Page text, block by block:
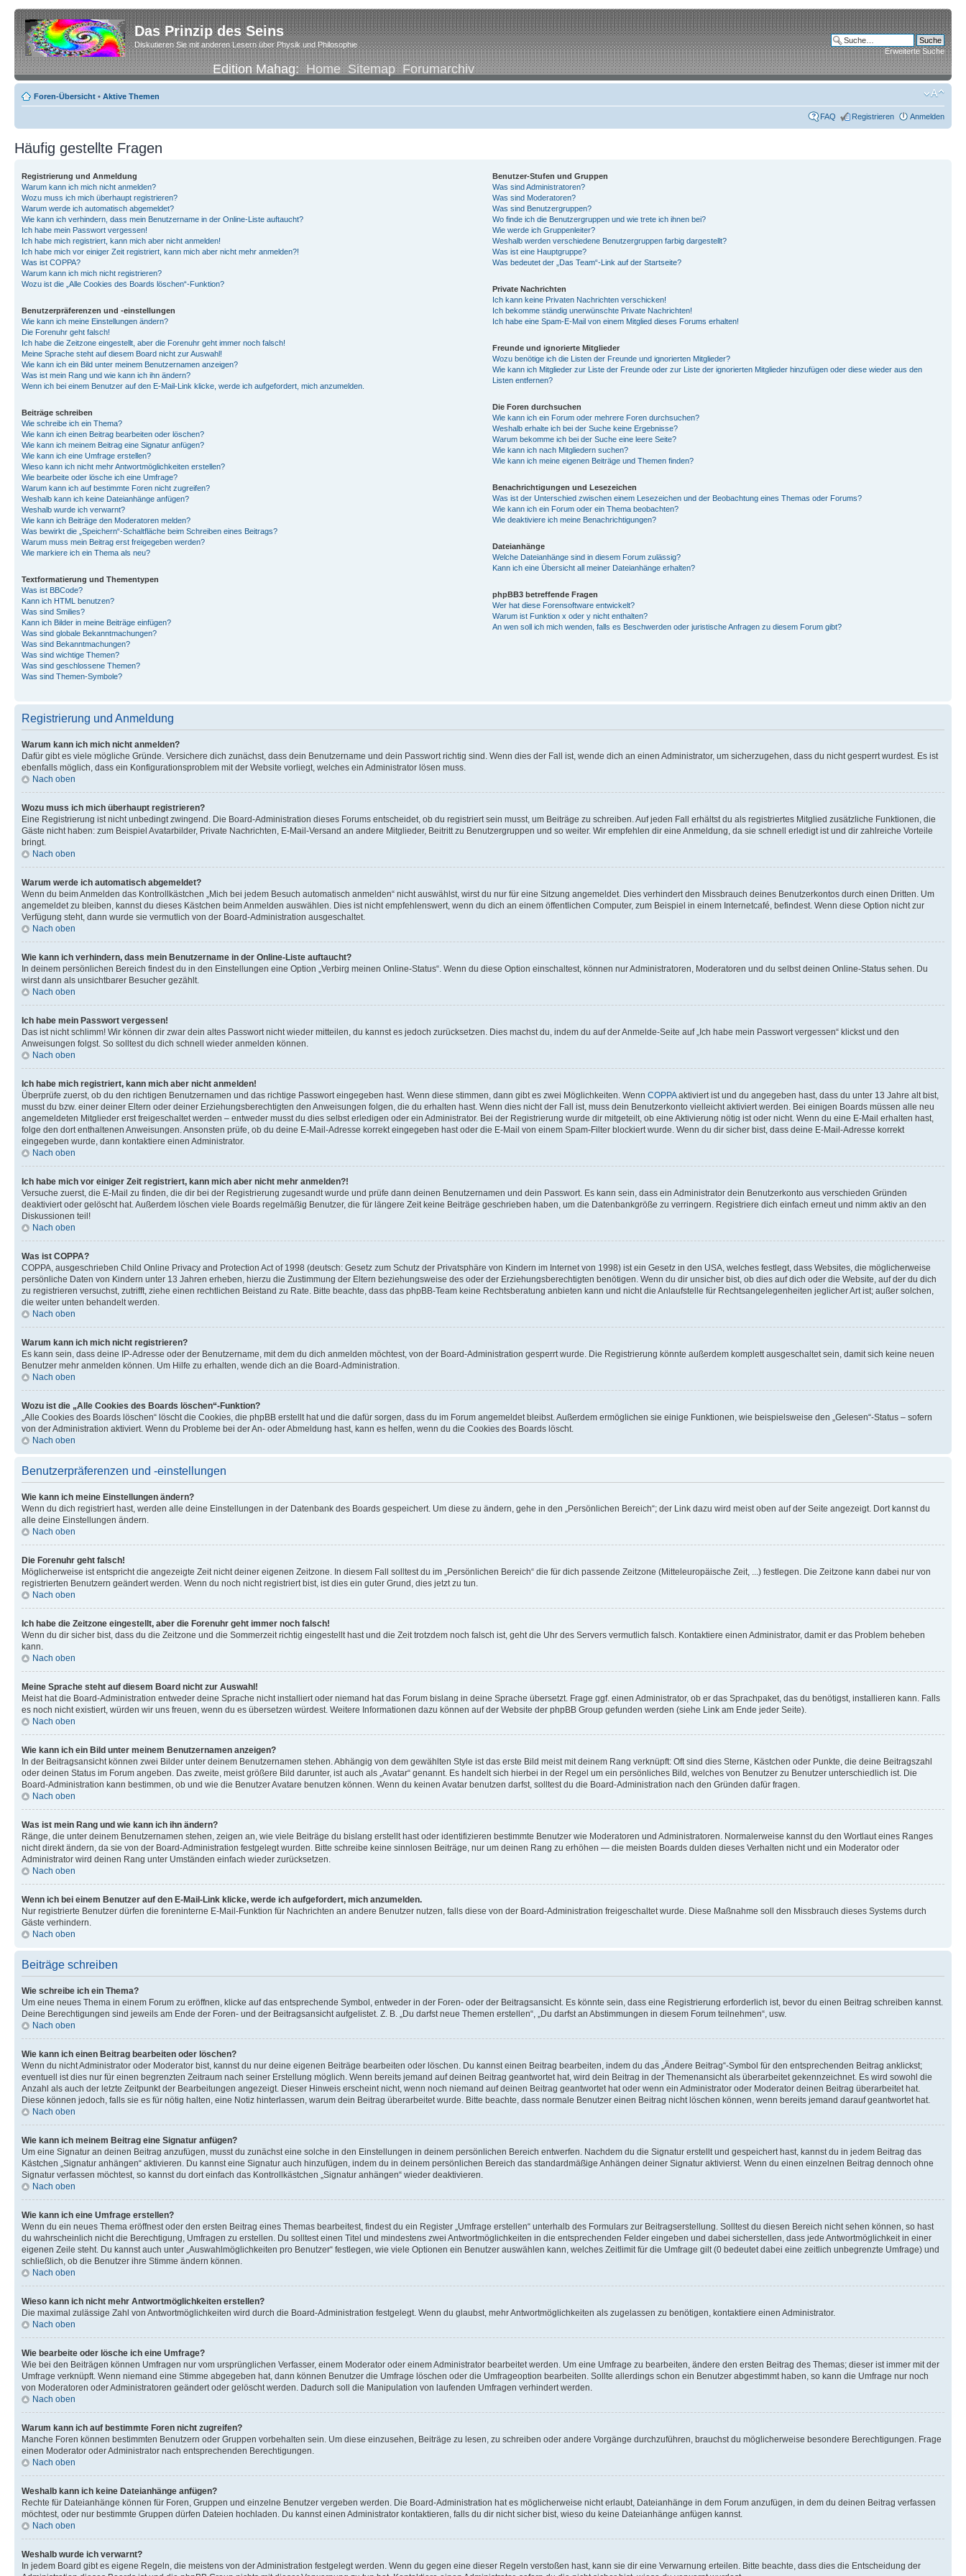
Das Prinzip des Seins
Diskutieren Sie mit anderen Lesern über Physik und Philosophie
Edition Mahag:Home Sitemap Forumarchiv
Erweiterte Suche
Foren-Übersicht • Aktive Themen
FAQ Registrieren Anmelden
Häufig gestellte Fragen
Registrierung und Anmeldung
Warum kann ich mich nicht anmelden?
Wozu muss ich mich überhaupt registrieren?
Warum werde ich automatisch abgemeldet?
Wie kann ich verhindern, dass mein Benutzername in der Online-Liste auftaucht?
Ich habe mein Passwort vergessen!
Ich habe mich registriert, kann mich aber nicht anmelden!
Ich habe mich vor einiger Zeit registriert, kann mich aber nicht mehr anmelden?!
Was ist COPPA?
Warum kann ich mich nicht registrieren?
Wozu ist die „Alle Cookies des Boards löschen“-Funktion?
Benutzerpräferenzen und -einstellungen
Wie kann ich meine Einstellungen ändern?
Die Forenuhr geht falsch!
Ich habe die Zeitzone eingestellt, aber die Forenuhr geht immer noch falsch!
Meine Sprache steht auf diesem Board nicht zur Auswahl!
Wie kann ich ein Bild unter meinem Benutzernamen anzeigen?
Was ist mein Rang und wie kann ich ihn ändern?
Wenn ich bei einem Benutzer auf den E-Mail-Link klicke, werde ich aufgefordert, mich anzumelden.
Beiträge schreiben
Wie schreibe ich ein Thema?
Wie kann ich einen Beitrag bearbeiten oder löschen?
Wie kann ich meinem Beitrag eine Signatur anfügen?
Wie kann ich eine Umfrage erstellen?
Wieso kann ich nicht mehr Antwortmöglichkeiten erstellen?
Wie bearbeite oder lösche ich eine Umfrage?
Warum kann ich auf bestimmte Foren nicht zugreifen?
Weshalb kann ich keine Dateianhänge anfügen?
Weshalb wurde ich verwarnt?
Wie kann ich Beiträge den Moderatoren melden?
Was bewirkt die „Speichern“-Schaltfläche beim Schreiben eines Beitrags?
Warum muss mein Beitrag erst freigegeben werden?
Wie markiere ich ein Thema als neu?
Textformatierung und Thementypen
Was ist BBCode?
Kann ich HTML benutzen?
Was sind Smilies?
Kann ich Bilder in meine Beiträge einfügen?
Was sind globale Bekanntmachungen?
Was sind Bekanntmachungen?
Was sind wichtige Themen?
Was sind geschlossene Themen?
Was sind Themen-Symbole?
Benutzer-Stufen und Gruppen
Was sind Administratoren?
Was sind Moderatoren?
Was sind Benutzergruppen?
Wo finde ich die Benutzergruppen und wie trete ich ihnen bei?
Wie werde ich Gruppenleiter?
Weshalb werden verschiedene Benutzergruppen farbig dargestellt?
Was ist eine Hauptgruppe?
Was bedeutet der „Das Team“-Link auf der Startseite?
Private Nachrichten
Ich kann keine Privaten Nachrichten verschicken!
Ich bekomme ständig unerwünschte Private Nachrichten!
Ich habe eine Spam-E-Mail von einem Mitglied dieses Forums erhalten!
Freunde und ignorierte Mitglieder
Wozu benötige ich die Listen der Freunde und ignorierten Mitglieder?
Wie kann ich Mitglieder zur Liste der Freunde oder zur Liste der ignorierten Mitglieder hinzufügen oder diese wieder aus den
Listen entfernen?
Die Foren durchsuchen
Wie kann ich ein Forum oder mehrere Foren durchsuchen?
Weshalb erhalte ich bei der Suche keine Ergebnisse?
Warum bekomme ich bei der Suche eine leere Seite?
Wie kann ich nach Mitgliedern suchen?
Wie kann ich meine eigenen Beiträge und Themen finden?
Benachrichtigungen und Lesezeichen
Was ist der Unterschied zwischen einem Lesezeichen und der Beobachtung eines Themas oder Forums?
Wie kann ich ein Forum oder ein Thema beobachten?
Wie deaktiviere ich meine Benachrichtigungen?
Dateianhänge
Welche Dateianhänge sind in diesem Forum zulässig?
Kann ich eine Übersicht all meiner Dateianhänge erhalten?
phpBB3 betreffende Fragen
Wer hat diese Forensoftware entwickelt?
Warum ist Funktion x oder y nicht enthalten?
An wen soll ich mich wenden, falls es Beschwerden oder juristische Anfragen zu diesem Forum gibt?
Registrierung und Anmeldung
Warum kann ich mich nicht anmelden?
Dafür gibt es viele mögliche Gründe. Versichere dich zunächst, dass dein Benutzername und dein Passwort richtig sind. Wenn dies der Fall ist, wende dich an einen Administrator, um sicherzugehen, dass du nicht gesperrt wurdest. Es ist
ebenfalls möglich, dass ein Konfigurationsproblem mit der Website vorliegt, welches ein Administrator lösen muss.
Nach oben
Wozu muss ich mich überhaupt registrieren?
Eine Registrierung ist nicht unbedingt zwingend. Die Board-Administration dieses Forums entscheidet, ob du registriert sein musst, um Beiträge zu schreiben. Auf jeden Fall erhältst du als registriertes Mitglied zusätzliche Funktionen, die
Gäste nicht haben: zum Beispiel Avatarbilder, Private Nachrichten, E-Mail-Versand an andere Mitglieder, Beitritt zu Benutzergruppen und so weiter. Wir empfehlen dir eine Anmeldung, da sie schnell erledigt ist und dir zahlreiche Vorteile
bringt.
Nach oben
Warum werde ich automatisch abgemeldet?
Wenn du beim Anmelden das Kontrollkästchen „Mich bei jedem Besuch automatisch anmelden“ nicht auswählst, wirst du nur für eine Sitzung angemeldet. Dies verhindert den Missbrauch deines Benutzerkontos durch einen Dritten. Um
angemeldet zu bleiben, kannst du dieses Kästchen beim Anmelden auswählen. Dies ist nicht empfehlenswert, wenn du dich an einem öffentlichen Computer, zum Beispiel in einem Internetcafé, befindest. Wenn diese Option nicht zur
Verfügung steht, dann wurde sie vermutlich von der Board-Administration ausgeschaltet.
Nach oben
Wie kann ich verhindern, dass mein Benutzername in der Online-Liste auftaucht?
In deinem persönlichen Bereich findest du in den Einstellungen eine Option „Verbirg meinen Online-Status“. Wenn du diese Option einschaltest, können nur Administratoren, Moderatoren und du selbst deinen Online-Status sehen. Du
wirst dann als unsichtbarer Besucher gezählt.
Nach oben
Ich habe mein Passwort vergessen!
Das ist nicht schlimm! Wir können dir zwar dein altes Passwort nicht wieder mitteilen, du kannst es jedoch zurücksetzen. Dies machst du, indem du auf der Anmelde-Seite auf „Ich habe mein Passwort vergessen“ klickst und den
Anweisungen folgst. So solltest du dich schnell wieder anmelden können.
Nach oben
Ich habe mich registriert, kann mich aber nicht anmelden!
Überprüfe zuerst, ob du den richtigen Benutzernamen und das richtige Passwort eingegeben hast. Wenn diese stimmen, dann gibt es zwei Möglichkeiten. Wenn COPPAaktiviert ist und du angegeben hast, dass du unter 13 Jahre alt bist,
musst du bzw. einer deiner Eltern oder deiner Erziehungsberechtigten den Anweisungen folgen, die du erhalten hast. Wenn dies nicht der Fall ist, muss dein Benutzerkonto vielleicht aktiviert werden. Bei einigen Boards müssen alle neu
angemeldeten Mitglieder erst freigeschaltet werden – entweder musst du dies selbst erledigen oder ein Administrator. Bei der Registrierung wurde dir mitgeteilt, ob eine Aktivierung nötig ist oder nicht. Wenn du eine E-Mail erhalten hast,
folge den dort enthaltenen Anweisungen. Ansonsten prüfe, ob du deine E-Mail-Adresse korrekt eingegeben hast oder die E-Mail von einem Spam-Filter blockiert wurde. Wenn du dir sicher bist, dass deine E-Mail-Adresse korrekt
eingegeben wurde, dann kontaktiere einen Administrator.
Nach oben
Ich habe mich vor einiger Zeit registriert, kann mich aber nicht mehr anmelden?!
Versuche zuerst, die E-Mail zu finden, die dir bei der Registrierung zugesandt wurde und prüfe dann deinen Benutzernamen und dein Passwort. Es kann sein, dass ein Administrator dein Benutzerkonto aus verschieden Gründen
deaktiviert oder gelöscht hat. Außerdem löschen viele Boards regelmäßig Benutzer, die für längere Zeit keine Beiträge geschrieben haben, um die Datenbankgröße zu verringern. Registriere dich einfach erneut und nimm aktiv an den
Diskussionen teil!
Nach oben
Was ist COPPA?
COPPA, ausgeschrieben Child Online Privacy and Protection Act of 1998 (deutsch: Gesetz zum Schutz der Privatsphäre von Kindern im Internet von 1998) ist ein Gesetz in den USA, welches festlegt, dass Websites, die möglicherweise
persönliche Daten von Kindern unter 13 Jahren erheben, hierzu die Zustimmung der Eltern beziehungsweise des oder der Erziehungsberechtigten benötigen. Wenn du dir unsicher bist, ob dies auf dich oder die Website, auf der du dich
zu registrieren versuchst, zutrifft, ziehe einen rechtlichen Beistand zu Rate. Bitte beachte, dass das phpBB-Team keine Rechtsberatung anbieten kann und nicht die Anlaufstelle für Rechtsangelegenheiten jeglicher Art ist; außer solchen,
die weiter unten behandelt werden.
Nach oben
Warum kann ich mich nicht registrieren?
Es kann sein, dass deine IP-Adresse oder der Benutzername, mit dem du dich anmelden möchtest, von der Board-Administration gesperrt wurde. Die Registrierung könnte außerdem komplett ausgeschaltet sein, damit sich keine neuen
Benutzer mehr anmelden können. Um Hilfe zu erhalten, wende dich an die Board-Administration.
Nach oben
Wozu ist die „Alle Cookies des Boards löschen“-Funktion?
„Alle Cookies des Boards löschen“ löscht die Cookies, die phpBB erstellt hat und die dafür sorgen, dass du im Forum angemeldet bleibst. Außerdem ermöglichen sie einige Funktionen, wie beispielsweise den „Gelesen“-Status – sofern
von der Administration aktiviert. Wenn du Probleme bei der An- oder Abmeldung hast, kann es helfen, wenn du die Cookies des Boards löscht.
Nach oben
Benutzerpräferenzen und -einstellungen
Wie kann ich meine Einstellungen ändern?
Wenn du dich registriert hast, werden alle deine Einstellungen in der Datenbank des Boards gespeichert. Um diese zu ändern, gehe in den „Persönlichen Bereich“; der Link dazu wird meist oben auf der Seite angezeigt. Dort kannst du
alle deine Einstellungen ändern.
Nach oben
Die Forenuhr geht falsch!
Möglicherweise ist entspricht die angezeigte Zeit nicht deiner eigenen Zeitzone. In diesem Fall solltest du im „Persönlichen Bereich“ die für dich passende Zeitzone (Mitteleuropäische Zeit, ...) festlegen. Die Zeitzone kann dabei nur von
registrierten Benutzern geändert werden. Wenn du noch nicht registriert bist, ist dies ein guter Grund, dies jetzt zu tun.
Nach oben
Ich habe die Zeitzone eingestellt, aber die Forenuhr geht immer noch falsch!
Wenn du dir sicher bist, dass du die Zeitzone und die Sommerzeit richtig eingestellt hast und die Zeit trotzdem noch falsch ist, geht die Uhr des Servers vermutlich falsch. Kontaktiere einen Administrator, damit er das Problem beheben
kann.
Nach oben
Meine Sprache steht auf diesem Board nicht zur Auswahl!
Meist hat die Board-Administration entweder deine Sprache nicht installiert oder niemand hat das Forum bislang in deine Sprache übersetzt. Frage ggf. einen Administrator, ob er das Sprachpaket, das du benötigst, installieren kann. Falls
es noch nicht existiert, würden wir uns freuen, wenn du es übersetzen würdest. Weitere Informationen dazu können auf der Website der phpBB Group gefunden werden (siehe Link am Ende jeder Seite).
Nach oben
Wie kann ich ein Bild unter meinem Benutzernamen anzeigen?
In der Beitragsansicht können zwei Bilder unter deinem Benutzernamen stehen. Abhängig von dem gewählten Style ist das erste Bild meist mit deinem Rang verknüpft: Oft sind dies Sterne, Kästchen oder Punkte, die deine Beitragszahl
oder deinen Status im Forum angeben. Das zweite, meist größere Bild darunter, ist auch als „Avatar“ genannt. Es handelt sich hierbei in der Regel um ein persönliches Bild, welches von Benutzer zu Benutzer unterschiedlich ist. Die
Board-Administration kann bestimmen, ob und wie die Benutzer Avatare benutzen können. Wenn du keinen Avatar benutzen darfst, solltest du die Board-Administration nach den Gründen dafür fragen.
Nach oben
Was ist mein Rang und wie kann ich ihn ändern?
Ränge, die unter deinem Benutzernamen stehen, zeigen an, wie viele Beiträge du bislang erstellt hast oder identifizieren bestimmte Benutzer wie Moderatoren und Administratoren. Normalerweise kannst du den Wortlaut eines Ranges
nicht direkt ändern, da sie von der Board-Administration festgelegt wurden. Bitte schreibe keine sinnlosen Beiträge, nur um deinen Rang zu erhöhen — die meisten Boards dulden dieses Verhalten nicht und ein Moderator oder
Administrator wird deinen Rang unter Umständen einfach wieder zurücksetzen.
Nach oben
Wenn ich bei einem Benutzer auf den E-Mail-Link klicke, werde ich aufgefordert, mich anzumelden.
Nur registrierte Benutzer dürfen die foreninterne E-Mail-Funktion für Nachrichten an andere Benutzer nutzen, falls diese von der Board-Administration freigeschaltet wurde. Diese Maßnahme soll den Missbrauch dieses Systems durch
Gäste verhindern.
Nach oben
Beiträge schreiben
Wie schreibe ich ein Thema?
Um eine neues Thema in einem Forum zu eröffnen, klicke auf das entsprechende Symbol, entweder in der Foren- oder der Beitragsansicht. Es könnte sein, dass eine Registrierung erforderlich ist, bevor du einen Beitrag schreiben kannst.
Deine Berechtigungen sind jeweils am Ende der Foren- und der Beitragsansicht aufgelistet. Z. B. „Du darfst neue Themen erstellen“, „Du darfst an Abstimmungen in diesem Forum teilnehmen“, usw.
Nach oben
Wie kann ich einen Beitrag bearbeiten oder löschen?
Wenn du nicht Administrator oder Moderator bist, kannst du nur deine eigenen Beiträge bearbeiten oder löschen. Du kannst einen Beitrag bearbeiten, indem du das „Ändere Beitrag“-Symbol für den entsprechenden Beitrag anklickst;
eventuell ist dies nur für einen begrenzten Zeitraum nach seiner Erstellung möglich. Wenn bereits jemand auf deinen Beitrag geantwortet hat, wird dein Beitrag in der Themenansicht als überarbeitet gekennzeichnet. Es wird sowohl die
Anzahl als auch der letzte Zeitpunkt der Bearbeitungen angezeigt. Dieser Hinweis erscheint nicht, wenn noch niemand auf deinen Beitrag geantwortet hat oder wenn ein Administrator oder Moderator deinen Beitrag überarbeitet hat.
Diese können jedoch, falls sie es für nötig halten, eine Notiz hinterlassen, warum dein Beitrag überarbeitet wurde. Bitte beachte, dass normale Benutzer einen Beitrag nicht löschen können, wenn bereits jemand darauf geantwortet hat.
Nach oben
Wie kann ich meinem Beitrag eine Signatur anfügen?
Um eine Signatur an deinen Beitrag anzufügen, musst du zunächst eine solche in den Einstellungen in deinem persönlichen Bereich entwerfen. Nachdem du die Signatur erstellt und gespeichert hast, kannst du in jedem Beitrag das
Kästchen „Signatur anhängen“ aktivieren. Du kannst eine Signatur auch hinzufügen, indem du in deinem persönlichen Bereich das standardmäßige Anhängen deiner Signatur aktivierst. Wenn du einen einzelnen Beitrag dennoch ohne
Signatur verfassen möchtest, so kannst du dort einfach das Kontrollkästchen „Signatur anhängen“ wieder deaktivieren.
Nach oben
Wie kann ich eine Umfrage erstellen?
Wenn du ein neues Thema eröffnest oder den ersten Beitrag eines Themas bearbeitest, findest du ein Register „Umfrage erstellen“ unterhalb des Formulars zur Beitragserstellung. Solltest du diesen Bereich nicht sehen können, so hast
du wahrscheinlich nicht die Berechtigung, Umfragen zu erstellen. Du solltest einen Titel und mindestens zwei Antwortmöglichkeiten in die entsprechenden Felder eingeben und dabei sicherstellen, dass jede Antwortmöglichkeit in einer
eigenen Zeile steht. Du kannst auch unter „Auswahlmöglichkeiten pro Benutzer“ festlegen, wie viele Optionen ein Benutzer auswählen kann, welches Zeitlimit für die Umfrage gilt (0 bedeutet dabei eine zeitlich unbegrenzte Umfrage) und
schließlich, ob die Benutzer ihre Stimme ändern können.
Nach oben
Wieso kann ich nicht mehr Antwortmöglichkeiten erstellen?
Die maximal zulässige Zahl von Antwortmöglichkeiten wird durch die Board-Administration festgelegt. Wenn du glaubst, mehr Antwortmöglichkeiten als zugelassen zu benötigen, kontaktiere einen Administrator.
Nach oben
Wie bearbeite oder lösche ich eine Umfrage?
Wie bei den Beiträgen können Umfragen nur vom ursprünglichen Verfasser, einem Moderator oder einem Administrator bearbeitet werden. Um eine Umfrage zu bearbeiten, ändere den ersten Beitrag des Themas; dieser ist immer mit der
Umfrage verknüpft. Wenn niemand eine Stimme abgegeben hat, dann können Benutzer die Umfrage löschen oder die Umfrageoption bearbeiten. Sollte allerdings schon ein Benutzer abgestimmt haben, so kann die Umfrage nur noch
von Moderatoren oder Administratoren geändert oder gelöscht werden. Dadurch soll die Manipulation von laufenden Umfragen verhindert werden.
Nach oben
Warum kann ich auf bestimmte Foren nicht zugreifen?
Manche Foren können bestimmten Benutzern oder Gruppen vorbehalten sein. Um diese einzusehen, Beiträge zu lesen, zu schreiben oder andere Vorgänge durchzuführen, brauchst du möglicherweise besondere Berechtigungen. Frage
einen Moderator oder Administrator nach entsprechenden Berechtigungen.
Nach oben
Weshalb kann ich keine Dateianhänge anfügen?
Rechte für Dateianhänge können für Foren, Gruppen und einzelne Benutzer vergeben werden. Die Board-Administration hat es möglicherweise nicht erlaubt, Dateianhänge in dem Forum anzufügen, in dem du deinen Beitrag verfassen
möchtest, oder nur bestimmte Gruppen dürfen Dateien hochladen. Du kannst einen Administrator kontaktieren, falls du dir nicht sicher bist, wieso du keine Dateianhänge anfügen kannst.
Nach oben
Weshalb wurde ich verwarnt?
In jedem Board gibt es eigene Regeln, die meistens von der Administration festgelegt werden. Wenn du gegen eine dieser Regeln verstoßen hast, kann sie dir eine Verwarnung erteilen. Bitte beachte, dass dies die Entscheidung der